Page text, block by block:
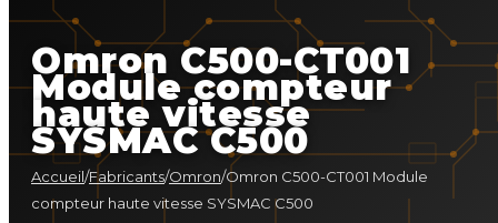
Omron C500-CT001
Module compteur
haute vitesse
SYSMAC C500
Accueil/Fabricants/Omron/Omron C500-CT001 Module
compteur haute vitesse SYSMAC C500